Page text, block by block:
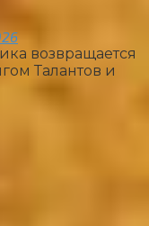
возвращается
Талантов и